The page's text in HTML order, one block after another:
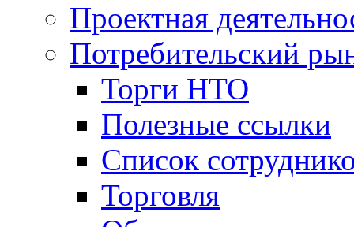
Проектная
Потребительский
Торги НТО
Полезные ссылки
Список
Торговля